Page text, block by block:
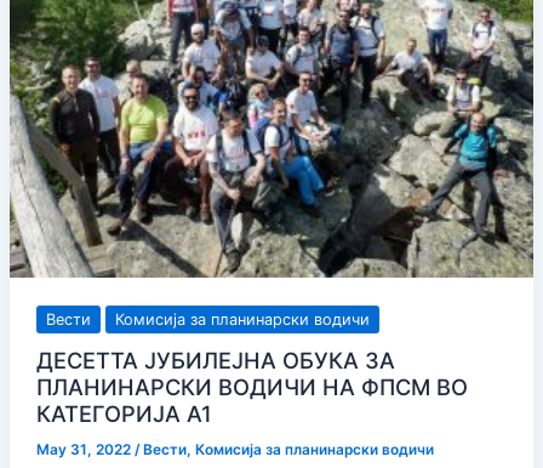
Вести Комисија за планинарски водичи
ДЕСЕТТА ЈУБИЛЕЈНА ОБУКА ЗА
ПЛАНИНАРСКИ ВОДИЧИ НА ФПСМ ВО
КАТЕГОРИЈА А1
May 31, 2022 / Вести, Комисија за планинарски водичи